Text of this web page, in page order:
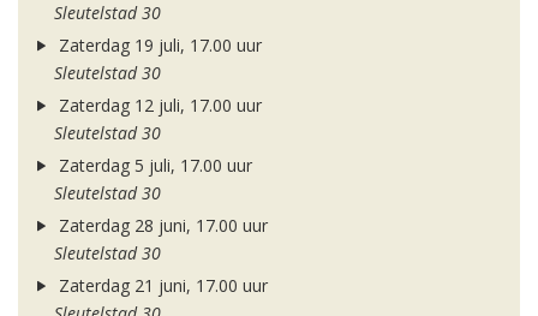
Sleutelstad 30
Zaterdag 19 juli, 17.00 uur
Sleutelstad 30
Zaterdag 12 juli, 17.00 uur
Sleutelstad 30
Zaterdag 5 juli, 17.00 uur
Sleutelstad 30
Zaterdag 28 juni, 17.00 uur
Sleutelstad 30
Zaterdag 21 juni, 17.00 uur